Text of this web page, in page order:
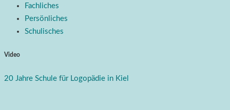
Fachliches
Persönliches
Schulisches
Video
20 Jahre Schule für Logopädie in Kiel